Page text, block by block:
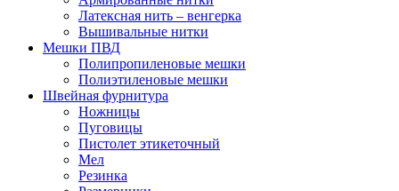
Латексная нить – венгерка
Вышивальные нитки
Мешки ПВД
Полипропиленовые мешки
Полиэтиленовые мешки
Швейная фурнитура
Ножницы
Пуговицы
Пистолет этикеточный
Мел
Резинка